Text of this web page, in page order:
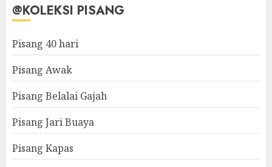
@KOLEKSI PISANG
Pisang 40 hari
Pisang Awak
Pisang Belalai Gajah
Pisang Jari Buaya
Pisang Kapas